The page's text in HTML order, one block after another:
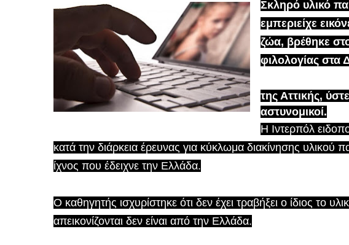
Σκληρό υλικό
εμπεριείχε
ζώα, βρέθηκε
φιλολογίας στα
της Αττικής,
αστυνομικοί.
Η Ιντερπόλ
κατά την διάρκεια έρευνας για κύκλωμα διακίνησης υλικού
ίχνος που έδειχνε την Ελλάδα.
Ο καθηγητής ισχυρίστηκε ότι δεν έχει τραβήξει ο ίδιος το
απεικονίζονται δεν είναι από την Ελλάδα.